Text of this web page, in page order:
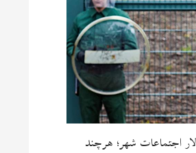
می‌شود اسمش را گذاشت تالار اجتماعات شهر؛ هرچند